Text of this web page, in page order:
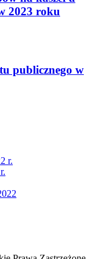
2023 roku
publicznego w
r.